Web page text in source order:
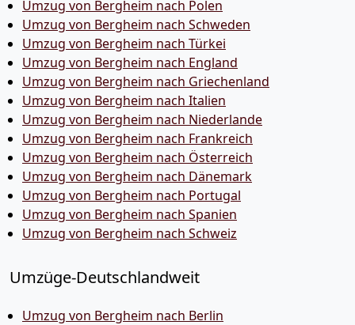
Umzug von Bergheim nach Polen
Umzug von Bergheim nach Schweden
Umzug von Bergheim nach Türkei
Umzug von Bergheim nach England
Umzug von Bergheim nach Griechenland
Umzug von Bergheim nach Italien
Umzug von Bergheim nach Niederlande
Umzug von Bergheim nach Frankreich
Umzug von Bergheim nach Österreich
Umzug von Bergheim nach Dänemark
Umzug von Bergheim nach Portugal
Umzug von Bergheim nach Spanien
Umzug von Bergheim nach Schweiz
Umzüge-Deutschlandweit
Umzug von Bergheim nach Berlin